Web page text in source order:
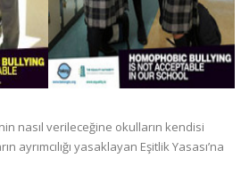
nasıl verileceğine okulların kendisi
ayrımcılığı yasaklayan Eşitlik Yasası’na